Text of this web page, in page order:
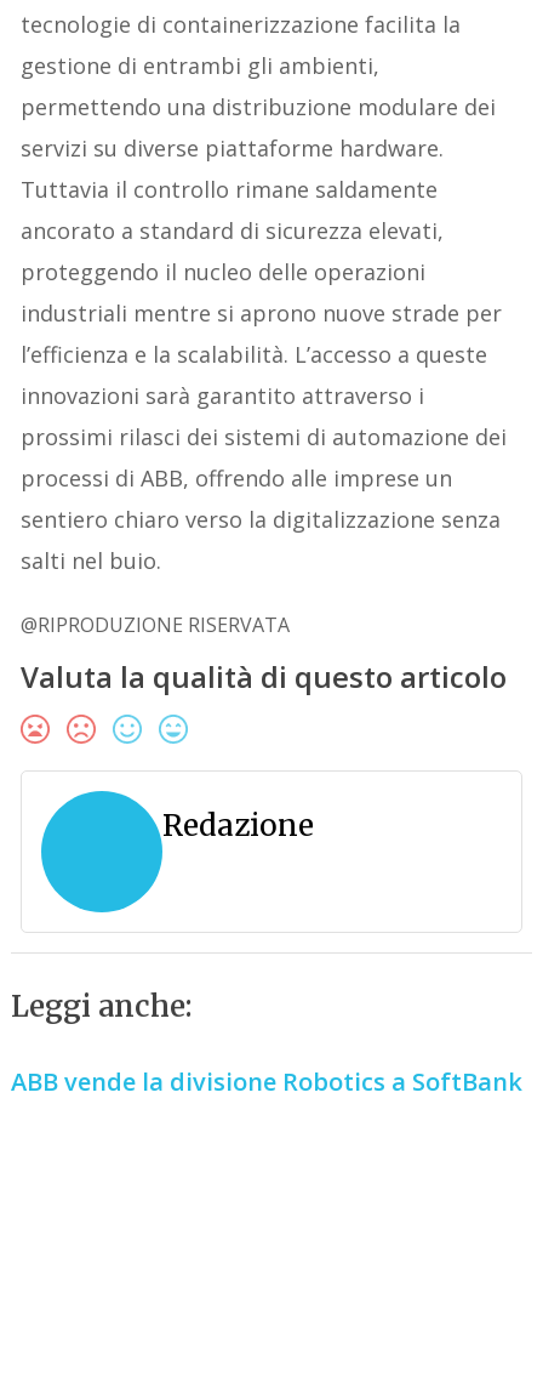
tecnologie di containerizzazione facilita la
gestione di entrambi gli ambienti,
permettendo una distribuzione modulare dei
servizi su diverse piattaforme hardware.
Tuttavia il controllo rimane saldamente
ancorato a standard di sicurezza elevati,
proteggendo il nucleo delle operazioni
industriali mentre si aprono nuove strade per
l’efficienza e la scalabilità. L’accesso a queste
innovazioni sarà garantito attraverso i
prossimi rilasci dei sistemi di automazione dei
processi di ABB, offrendo alle imprese un
sentiero chiaro verso la digitalizzazione senza
salti nel buio.
@RIPRODUZIONE RISERVATA
Valuta la qualità di questo articolo
Redazione
Leggi anche:
ABB vende la divisione Robotics a SoftBank